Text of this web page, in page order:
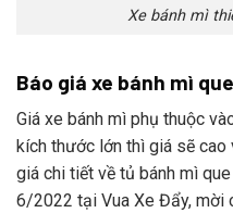
Xe bánh mì
Báo giá xe bánh mì
Giá xe bánh mì phụ thuộc
kích thước lớn thì giá sẽ
giá chi tiết về tủ bánh mì
6/2022 tại Vua Xe Đẩy, mời